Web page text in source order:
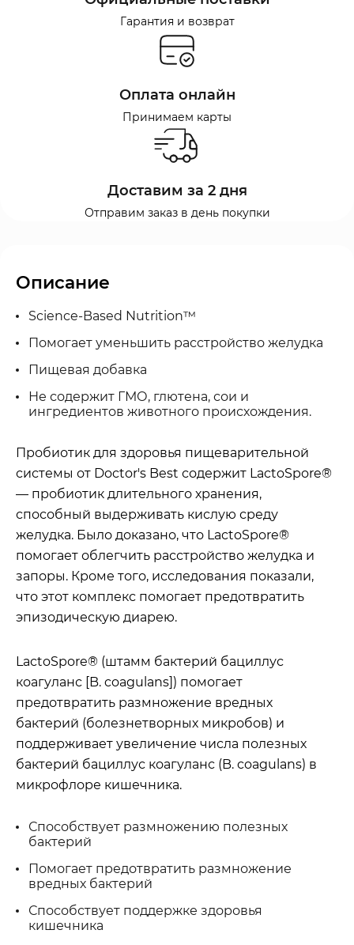
Гарантия и возврат
Оплата онлайн
Принимаем карты
Доставим за 2 дня
Отправим заказ в день покупки
Описание
Science-Based Nutrition™
Помогает уменьшить расстройство желудка
Пищевая добавка
Не содержит ГМО, глютена, сои и
ингредиентов животного происхождения.
Пробиотик для здоровья пищеварительной
системы от Doctor's Best содержит LactoSpore®
— пробиотик длительного хранения,
способный выдерживать кислую среду
желудка. Было доказано, что LactoSpore®
помогает облегчить расстройство желудка и
запоры. Кроме того, исследования показали,
что этот комплекс помогает предотвратить
эпизодическую диарею.
LactoSpore® (штамм бактерий бациллус
коагуланс [B. coagulans]) помогает
предотвратить размножение вредных
бактерий (болезнетворных микробов) и
поддерживает увеличение числа полезных
бактерий бациллус коагуланс (B. coagulans) в
микрофлоре кишечника.
Способствует размножению полезных
бактерий
Помогает предотвратить размножение
вредных бактерий
Способствует поддержке здоровья
кишечника